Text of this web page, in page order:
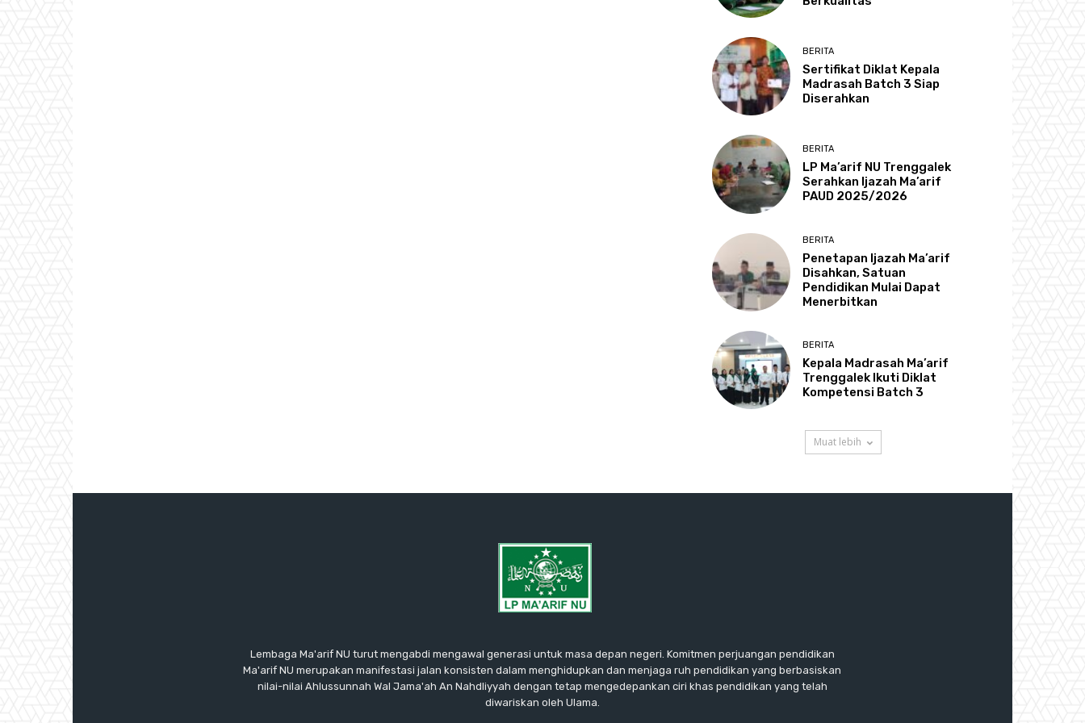
BERITA
Sertifikat Diklat Kepala
Madrasah Batch 3 Siap
Diserahkan
BERITA
LP Ma’arif NU Trenggalek
Serahkan Ijazah Ma’arif
PAUD 2025/2026
BERITA
Penetapan Ijazah Ma’arif
Disahkan, Satuan
Pendidikan Mulai Dapat
Menerbitkan
BERITA
Kepala Madrasah Ma’arif
Trenggalek Ikuti Diklat
Kompetensi Batch 3
Muat lebih
Lembaga Ma'arif NU turut mengabdi mengawal generasi untuk masa depan negeri. Komitmen perjuangan pendidikan
Ma'arif NU merupakan manifestasi jalan konsisten dalam menghidupkan dan menjaga ruh pendidikan yang berbasiskan
nilai-nilai Ahlussunnah Wal Jama'ah An Nahdliyyah dengan tetap mengedepankan ciri khas pendidikan yang telah
diwariskan oleh Ulama.